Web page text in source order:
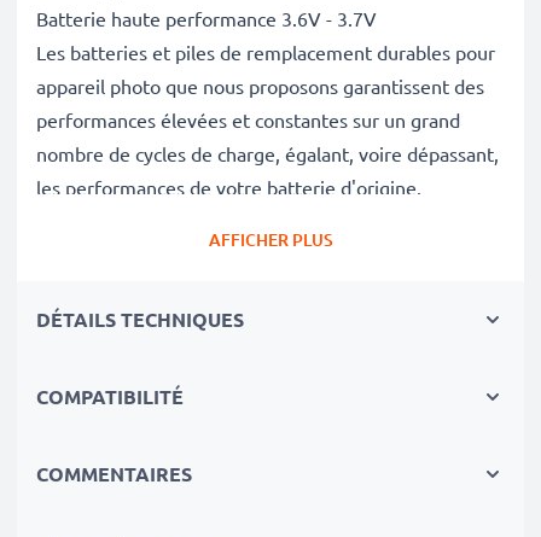
Batterie haute performance 3.6V - 3.7V
Les batteries et piles de remplacement durables pour
appareil photo que nous proposons garantissent des
performances élevées et constantes sur un grand
nombre de cycles de charge, égalant, voire dépassant,
les performances de votre batterie d'origine.
caméras on fait l'objet de contrôles de qualité stricts
de les dépasser.
AFFICHER PLUS
DÉTAILS TECHNIQUES
COMPATIBILITÉ
COMMENTAIRES